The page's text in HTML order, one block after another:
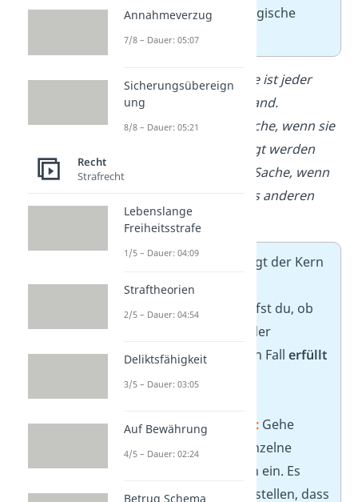
historische und teleologische
Auslegung.
Definition: Eine Sache ist jeder
körperliche Gegenstand.
Beweglich ist eine Sache, wenn sie
tatsächlich fortbewegt werden
kann. Fremd ist eine Sache, wenn
sie im Eigentum eines anderen
steht.
Nach der Definition folgt der Kern
des Gutachtenstils: die
Subsumtion. Darin prüfst du, ob
aus der
Definition im konkreten Fallerfüllt
sind.
✏️Tipp für die Klausur: Gehe
detailliertauf jedes einzelne
Merkmal der Definition ein. Es
reicht nicht, nur festzustellen, dass
Annahmeverzug
7/8 – Dauer: 05:07
Sicherungsübereign
ung
8/8 – Dauer: 05:21
Recht
Strafrecht
Lebenslange
Freiheitsstrafe
1/5 – Dauer: 04:09
Straftheorien
2/5 – Dauer: 04:54
Deliktsfähigkeit
3/5 – Dauer: 03:05
Auf Bewährung
4/5 – Dauer: 02:24
Betrug Schema